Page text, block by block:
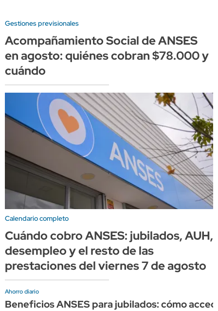
Gestiones previsionales
Acompañamiento Social de ANSES
en agosto: quiénes cobran $78.000 y
cuándo
Calendario completo
Cuándo cobro ANSES: jubilados, AUH,
desempleo y el resto de las
prestaciones del viernes 7 de agosto
Ahorro diario
Beneficios ANSES para jubilados: cómo